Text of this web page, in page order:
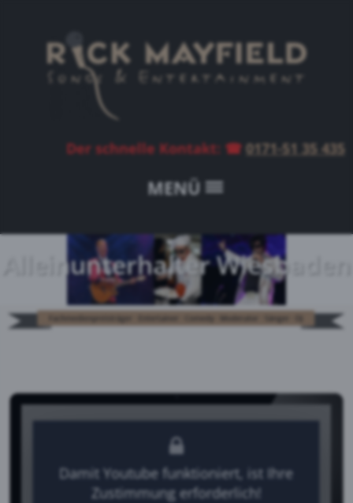
Der schnelle Kontakt: ☎ 0171-51 35 435
MENÜ
Alleinunterhalter Wiesbaden
Damit Youtube funktioniert, ist Ihre
Zustimmung erforderlich!